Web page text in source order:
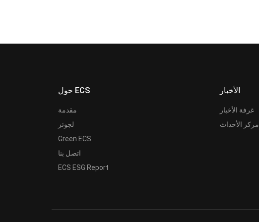
حول ECS
مقدمة
لجوئز
Green ECS
اتصل بنا
ECS ESG Report
الأخبار
غرفة الأخبار
مركز الأحداث